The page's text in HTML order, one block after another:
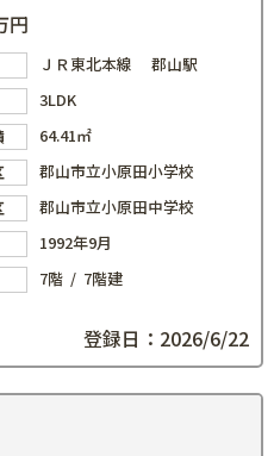
円
ＪＲ東北本線 郡山駅
3LDK
64.41㎡
郡山市立小原田小学校
郡山市立小原田中学校
1992年9月
7階 / 7階建
登録日：2026/6/22